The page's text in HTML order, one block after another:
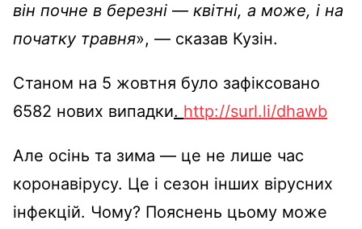
він почне в березні — квітні, а може, і на
початку травня», — сказав Кузін.
Станом на 5 жовтня було зафіксовано
6582 нових випадки. http://surl.li/dhawb
Але осінь та зима — це не лише час
коронавірусу. Це і сезон інших вірусних
інфекцій. Чому? Пояснень цьому може